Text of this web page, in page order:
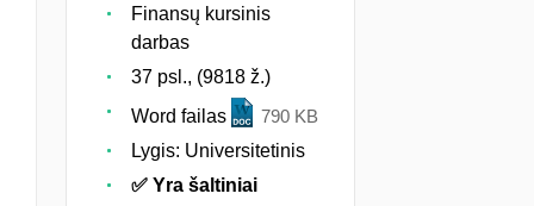
Finansų kursinis
darbas
37 psl., (9818 ž.)
Word failas
790 KB
Lygis: Universitetinis
✅ Yra šaltiniai